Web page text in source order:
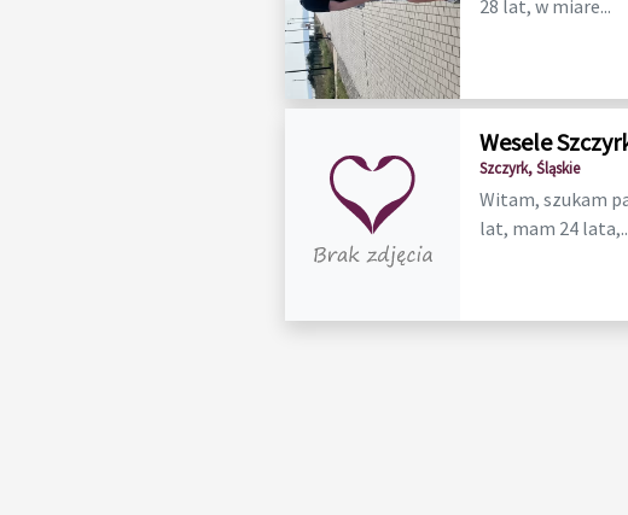
28 lat, w miare...
Wesele
Szczyrk, Śląskie
Witam, szukam
lat, mam 24